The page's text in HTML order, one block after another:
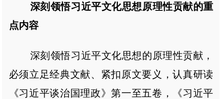
深刻领悟习近平文化思想原理性贡献的重
点内容
深刻领悟习近平文化思想的原理性贡献，
必须立足经典文献、紧扣原文要义，认真研读
《习近平谈治国理政》第一至五卷，《习近平